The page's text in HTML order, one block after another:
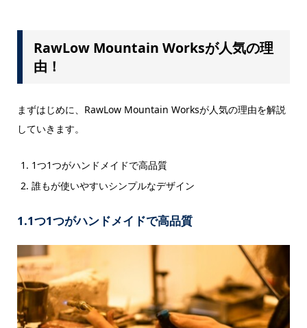
RawLow Mountain Worksが人気の理
由！
まずはじめに、RawLow Mountain Worksが人気の理由を解説
していきます。
1つ1つがハンドメイドで高品質
誰もが使いやすいシンプルなデザイン
1.1つ1つがハンドメイドで高品質